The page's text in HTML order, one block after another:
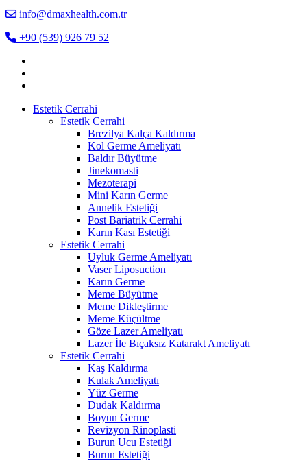
info@dmaxhealth.com.tr
+90 (539) 926 79 52
Estetik Cerrahi
Estetik Cerrahi
Brezilya Kalça Kaldırma
Kol Germe Ameliyatı
Baldır Büyütme
Jinekomasti
Mezoterapi
Mini Karın Germe
Annelik Estetiği
Post Bariatrik Cerrahi
Karın Kası Estetiği
Estetik Cerrahi
Uyluk Germe Ameliyatı
Vaser Liposuction
Karın Germe
Meme Büyütme
Meme Dikleştirme
Meme Küçültme
Göze Lazer Ameliyatı
Lazer İle Bıçaksız Katarakt Ameliyatı
Estetik Cerrahi
Kaş Kaldırma
Kulak Ameliyatı
Yüz Germe
Dudak Kaldırma
Boyun Germe
Revizyon Rinoplasti
Burun Ucu Estetiği
Burun Estetiği